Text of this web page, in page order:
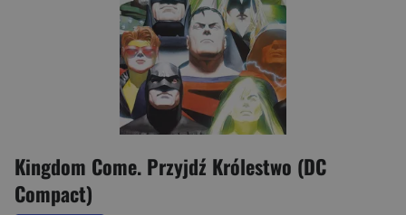
Kingdom Come. Przyjdź Królestwo (DC
Compact)